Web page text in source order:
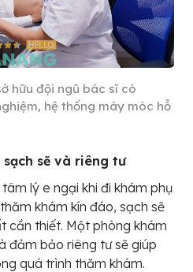
hữu đội ngũ bác sĩ có
hệ thống máy móc hỗ
sẽ và riêng tư
lý e ngại khi đi khám phụ
khám kín đáo, sạch sẽ
cần thiết. Một phòng khám
đảm bảo riêng tư sẽ giúp
quá trình thăm khám.